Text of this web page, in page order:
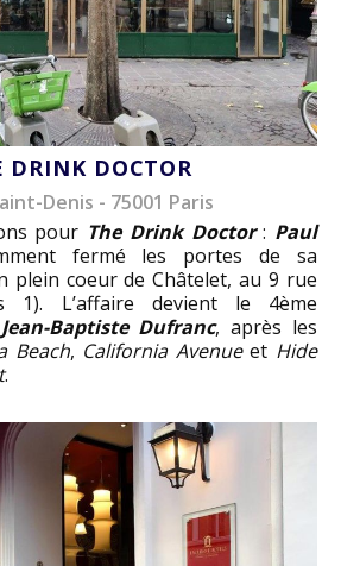
DRINK DOCTOR
Denis - 75001 Paris
pour The Drink Doctor: Paul
fermé les portes de sa
plein coeur de Châtelet, au 9 rue
1). L’affaire devient le 4ème
Jean-Baptiste Dufranc, après les
Beach, California Avenueet Hide
.